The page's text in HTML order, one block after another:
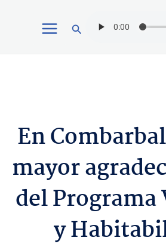
Buscar
En
mayor
del Programa
y